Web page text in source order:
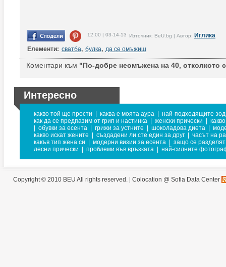
12:00 | 03-14-13 Източник: BeU.bg | Автор: Иглика
Елементи: сватба, булка, да се омъжиш
Коментари към "По-добре неомъжена на 40, отколкото
Интересно
какво той ще прости каква е моята аура
най-подходящите
как да се предпазим от грип и настинка
женски прически
обувки за есента грижи за устните шоколадова диета
какво искат жените
създадени ли сте един за друг
часът на
какъв тип жена си
модерни визии за есента
защо се
лесни прически
проблеми във връзката най-силните
Copyright © 2010 BEU All rights reserved. | Colocation @ Sofia Data Center